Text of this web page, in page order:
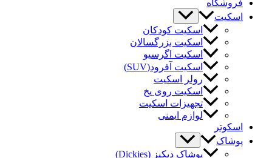
اسکیت کودکان
اسکیت بزرگسالان
اسکیت اگرسیو
اسکیت آفرود(SUV)
رولر اسکیت
اسکیت روی یخ
تجهیزات اسکیت
لوازم ایمنی
پوشاک دیکیز (Dickies)